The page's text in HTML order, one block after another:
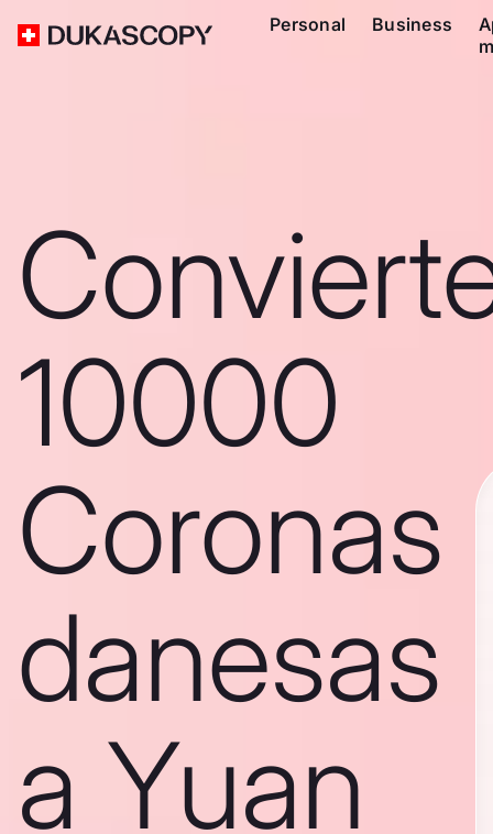
Personal Business
10000
Coronas
danesas
a Yuan